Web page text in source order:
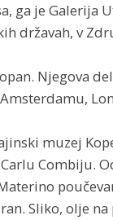
ga je Galerija
državah, v
Njegova
muzej
Combiju.
Sliko, olje